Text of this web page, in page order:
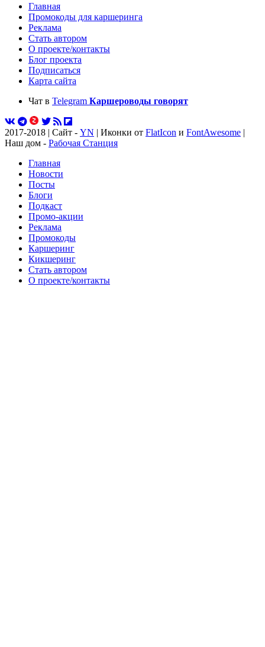
Главная
Промокоды для каршеринга
Реклама
Стать автором
О проекте/контакты
Блог проекта
Подписаться
Карта сайта
Чат в Telegram Каршероводы говорят
2017-2018 | Сайт - YN | Иконки от FlatIcon и FontAwesome |
Наш дом - Рабочая Станция
Главная
Новости
Посты
Блоги
Подкаст
Промо-акции
Реклама
Промокоды
Каршеринг
Кикшеринг
Стать автором
О проекте/контакты